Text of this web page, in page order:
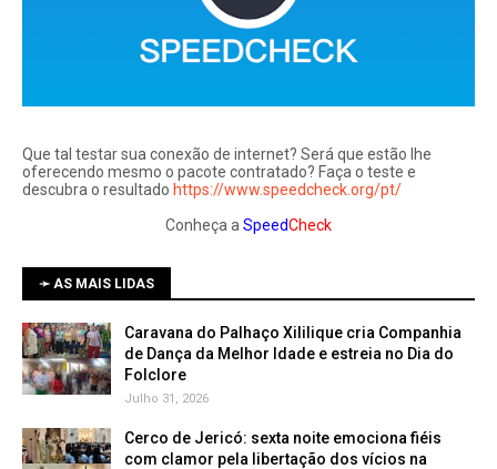
Que tal testar sua conexão de internet? Será que estão lhe
oferecendo mesmo o pacote contratado? Faça o teste e
descubra o resultado https://www.speedcheck.org/pt/
Conheça a SpeedCheck
➛ AS MAIS LIDAS
Caravana do Palhaço Xililique cria Companhia
de Dança da Melhor Idade e estreia no Dia do
Folclore
Julho 31, 2026
Cerco de Jericó: sexta noite emociona fiéis
com clamor pela libertação dos vícios na